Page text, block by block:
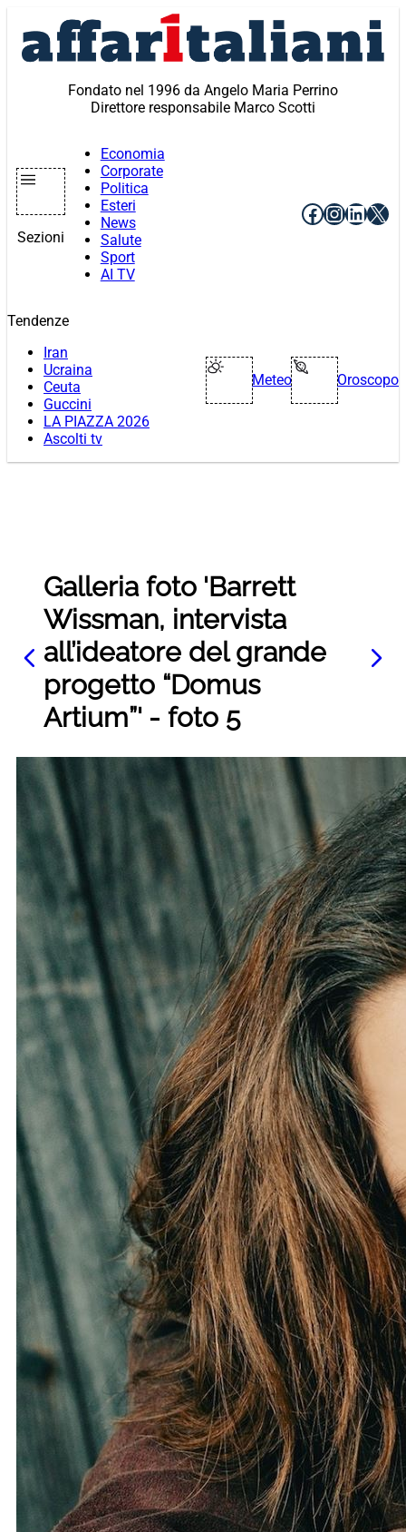
contenuto
Fondato nel 1996 da Angelo Maria Perrino
Direttore responsabile Marco Scotti
Sezioni
Economia
Corporate
Politica
Esteri
News
Salute
Sport
AI TV
Facebook
X
Tendenze
Iran
Ucraina
Ceuta
Guccini
LA PIAZZA 2026
Ascolti tv
Meteo Oroscopo
Galleria foto 'Barrett
Wissman, intervista
all’ideatore del grande
progetto “Domus
Artium”' - foto 5